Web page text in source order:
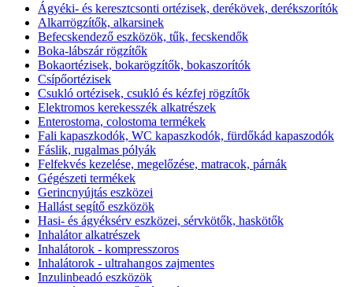
Ágyéki- és keresztcsonti ortézisek, derékövek, derékszorítók
Alkarrögzítők, alkarsinek
Befecskendező eszközök, tűk, fecskendők
Boka-lábszár rögzítők
Bokaortézisek, bokarögzítők, bokaszorítók
Csípőortézisek
Csukló ortézisek, csukló és kézfej rögzítők
Elektromos kerekesszék alkatrészek
Enterostoma, colostoma termékek
Fali kapaszkodók, WC kapaszkodók, fürdőkád kapaszodók
Fáslik, rugalmas pólyák
Felfekvés kezelése, megelőzése, matracok, párnák
Gégészeti termékek
Gerincnyújtás eszközei
Hallást segítő eszközök
Hasi- és ágyéksérv eszközei, sérvkötők, haskötők
Inhalátor alkatrészek
Inhalátorok - kompresszoros
Inhalátorok - ultrahangos zajmentes
Inzulinbeadó eszközök